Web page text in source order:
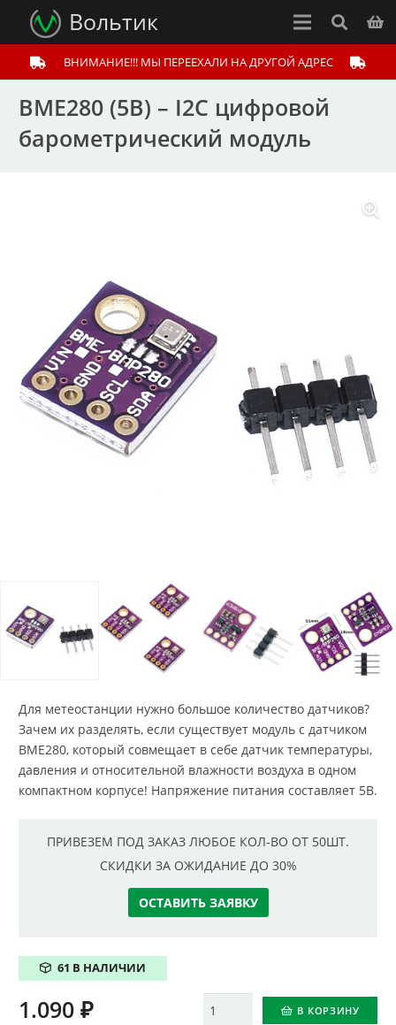
Вольтик
ВНИМАНИЕ!!! МЫ ПЕРЕЕХАЛИ НА ДРУГОЙ АДРЕС
BME280 (5В) – I2C цифровой
барометрический модуль
Для метеостанции нужно большое количество датчиков?
Зачем их разделять, если существует модуль с датчиком
BME280, который совмещает в себе датчик температуры,
давления и относительной влажности воздуха в одном
компактном корпусе! Напряжение питания составляет 5В.
ПРИВЕЗЕМ ПОД ЗАКАЗ ЛЮБОЕ КОЛ-ВО ОТ 50ШТ.
СКИДКИ ЗА ОЖИДАНИЕ ДО 30%
ОСТАВИТЬ ЗАЯВКУ
61 В НАЛИЧИИ
Количество В КОРЗИНУ
1.090 ₽